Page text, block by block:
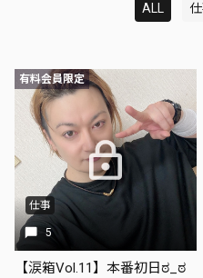
ALL
有料会員限定
仕事
5
【涙箱Vol.11】本番初日ಠ_ಠ